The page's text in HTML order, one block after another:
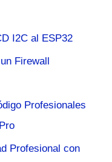
I2C al ESP32
Firewall
Profesionales
Profesional con